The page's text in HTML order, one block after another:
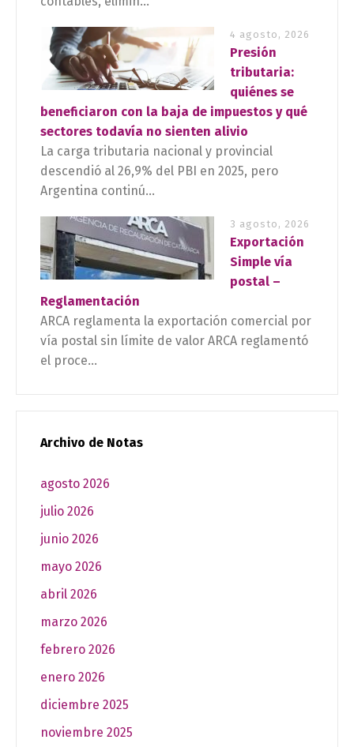
4 agosto, 2026
Presión
tributaria:
quiénes se
beneficiaron con la baja de impuestos y qué
sectores todavía no sienten alivio
La carga tributaria nacional y provincial
descendió al 26,9% del PBI en 2025, pero
Argentina continú...
3 agosto, 2026
Exportación
Simple vía
postal –
Reglamentación
ARCA reglamenta la exportación comercial por
vía postal sin límite de valor ARCA reglamentó
el proce...
Archivo de Notas
agosto 2026
julio 2026
junio 2026
mayo 2026
abril 2026
marzo 2026
febrero 2026
enero 2026
diciembre 2025
noviembre 2025